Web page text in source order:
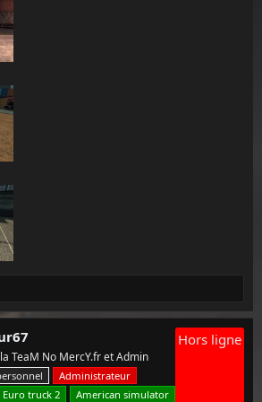
TeaM No MercY.fr et Admin
Administrateur
Euro truck 2 American simulator
Hors ligne